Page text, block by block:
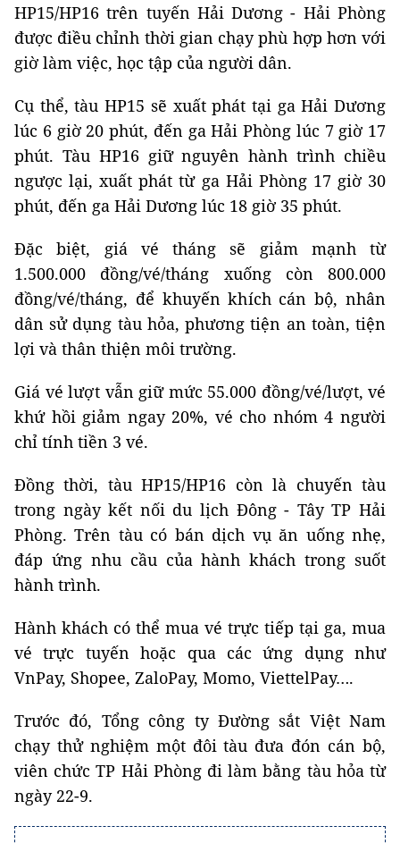
HP15/HP16 trên tuyến Hải Dương - Hải Phòng
được điều chỉnh thời gian chạy phù hợp hơn với
giờ làm việc, học tập của người dân.
Cụ thể, tàu HP15 sẽ xuất phát tại ga Hải Dương
lúc 6 giờ 20 phút, đến ga Hải Phòng lúc 7 giờ 17
phút. Tàu HP16 giữ nguyên hành trình chiều
ngược lại, xuất phát từ ga Hải Phòng 17 giờ 30
phút, đến ga Hải Dương lúc 18 giờ 35 phút.
Đặc biệt, giá vé tháng sẽ giảm mạnh từ
1.500.000 đồng/vé/tháng xuống còn 800.000
đồng/vé/tháng, để khuyến khích cán bộ, nhân
dân sử dụng tàu hỏa, phương tiện an toàn, tiện
lợi và thân thiện môi trường.
Giá vé lượt vẫn giữ mức 55.000 đồng/vé/lượt, vé
khứ hồi giảm ngay 20%, vé cho nhóm 4 người
chỉ tính tiền 3 vé.
Đồng thời, tàu HP15/HP16 còn là chuyến tàu
trong ngày kết nối du lịch Đông - Tây TP Hải
Phòng. Trên tàu có bán dịch vụ ăn uống nhẹ,
đáp ứng nhu cầu của hành khách trong suốt
hành trình.
Hành khách có thể mua vé trực tiếp tại ga, mua
vé trực tuyến hoặc qua các ứng dụng như
VnPay, Shopee, ZaloPay, Momo, ViettelPay….
Trước đó, Tổng công ty Đường sắt Việt Nam
chạy thử nghiệm một đôi tàu đưa đón cán bộ,
viên chức TP Hải Phòng đi làm bằng tàu hỏa từ
ngày 22-9.